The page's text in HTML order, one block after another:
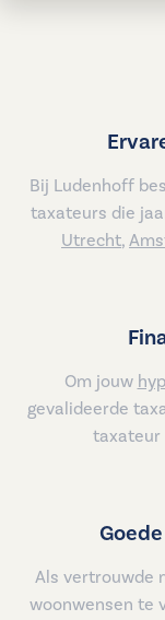
Bij Ludenhoff
taxateurs die
Utrecht,
Om jouw
gevalideerde
taxateur
Als vertrouwde
woonwensen te